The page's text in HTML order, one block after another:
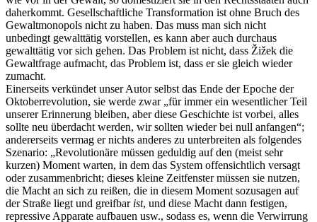
daherkommt. Gesellschaftliche Transformation ist ohne Bruch des
Gewaltmonopols nicht zu haben. Das muss man sich nicht
unbedingt gewalttätig vorstellen, es kann aber auch durchaus
gewalttätig vor sich gehen. Das Problem ist nicht, dass Žižek die
Gewaltfrage aufmacht, das Problem ist, dass er sie gleich wieder
zumacht.
Einerseits verkündet unser Autor selbst das Ende der Epoche der
Oktoberrevolution, sie werde zwar „für immer ein wesentlicher Teil
unserer Erinnerung bleiben, aber diese Geschichte ist vorbei, alles
sollte neu überdacht werden, wir sollten wieder bei null anfangen“;
andererseits vermag er nichts anderes zu unterbreiten als folgendes
Szenario: „Revolutionäre müssen geduldig auf den (meist sehr
kurzen) Moment warten, in dem das System offensichtlich versagt
oder zusammenbricht; dieses kleine Zeitfenster müssen sie nutzen,
die Macht an sich zu reißen, die in diesem Moment sozusagen auf
der Straße liegt und greifbar ist, und diese Macht dann festigen,
repressive Apparate aufbauen usw., sodass es, wenn die Verwirrung